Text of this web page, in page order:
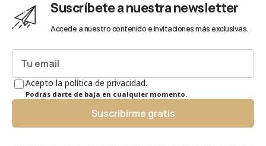
Suscríbete a nuestra newsletter
Accede a nuestro contenido e invitaciones más exclusivas.
Acepto la política de privacidad.
Podrás darte de baja en cualquier momento.
Suscribirme gratis